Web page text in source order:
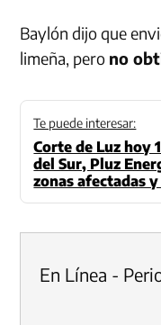
Baylón dijo que
limeña, pero no
Te puede interesar:
Corte de Luz hoy
del Sur, Pluz
zonas afectadas
En Línea -